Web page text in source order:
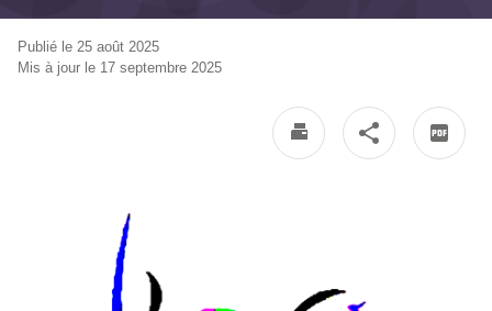
Publié le 25 août 2025
Mis à jour le 17 septembre 2025